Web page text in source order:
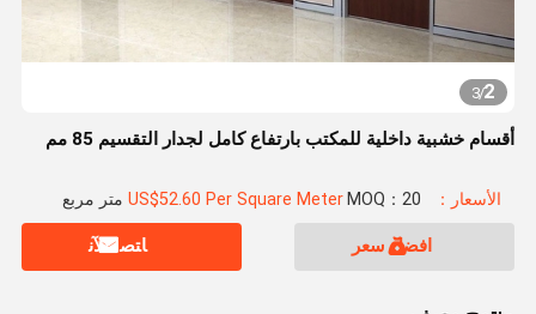
2
/
3
أقسام خشبية داخلية للمكتب بارتفاع كامل لجدار التقسيم 85 مم
الأسعار：US$52.60 Per Square Meter MOQ：20 متر مربع
افضل سعر ﺎﺘﺼﻟ ﺍﻶﻧ